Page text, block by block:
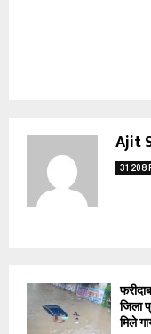
Ajit
31208
जिला
मिले